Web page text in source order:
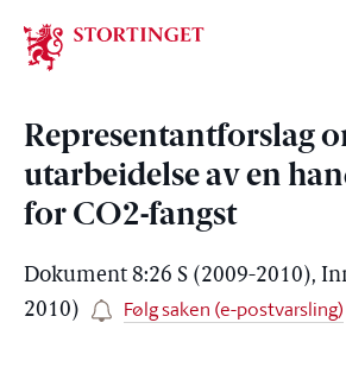
Stortinget.no
Representantforslag
utarbeidelse av en
for CO2-fangst
Dokument 8:26 S (2009-2010),
2010)
Følg saken (e-postvarsling)